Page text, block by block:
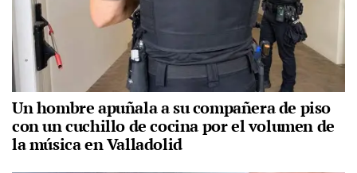
Un hombre apuñala a su compañera de piso
con un cuchillo de cocina por el volumen de
la música en Valladolid